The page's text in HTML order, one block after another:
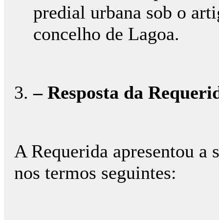
predial urbana sob o
concelho de Lagoa.
– Resposta da
A Requerida apresentou a
nos termos seguintes: